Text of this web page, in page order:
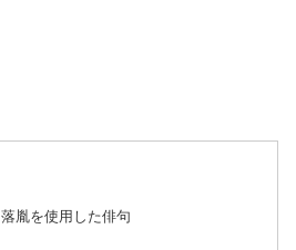
落胤を使用した俳句